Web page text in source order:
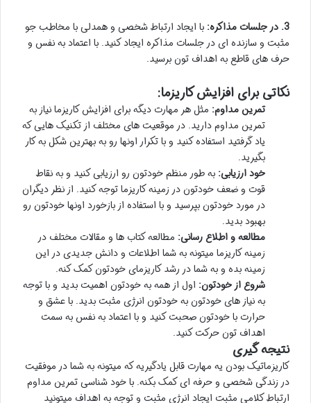
3. در جلسات مذاکره:
با ایجاد ارتباط شخصی و همدلی با مخاطب جو
مثبت و سازنده ای در جلسات مذاکره ایجاد کنید. با اعتماد به نفس و
حرف های قاطع به اهداف تون برسید.
نکاتی برای افزایش کاریزما:
تمرین مداوم: مثل هر مهارت دیگه برای افزایش کاریزما نیاز به
تمرین مداوم دارید. در موقعیت های مختلف از تکنیک هایی که
یاد گرفتید استفاده کنید و با تکرار اونها رو به بهترین شکل به کار
بگیرید.
خود ارزیابی: به طور منظم خودتون رو ارزیابی کنید و به نقاط
قوت و ضعف خودتون در زمینه کاریزما توجه کنید. از نظر دیگران
در مورد خودتون بپرسید و با استفاده از بازخورد اونها خودتون رو
بهبود بدید.
مطالعه و اطلاع رسانی: مطالعه کتاب ها و مقالات مختلف در
زمینه کاریزما میتونه به شما اطلاعات و دانش جدیدی در این
زمینه بده و به شما در رشد کاریزمای خودتون کمک کنه.
شروع از خودتون: اول از همه به خودتون اهمیت بدید و با توجه
به نیاز های خودتون به خودتون انرژی مثبت بدید. با عشق و
حرارت با خودتون صحبت کنید و با اعتماد به نفس به سمت
اهداف تون حرکت کنید.
نتیجه گیری
کاریزماتیک بودن یه مهارت قابل یادگیریه که میتونه به شما در موفقیت
در زندگی شخصی و حرفه ای کمک بکنه. با خود شناسی تمرین مداوم
ارتباط کلامی مثبت ایجاد انرژی مثبت و توجه به اهداف میتونید